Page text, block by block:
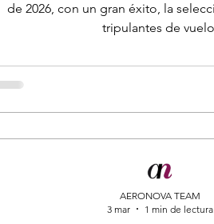
de 2026, con un gran éxito, la
tripulantes de
AERONOVA TEAM
3 mar
1 min de lectura